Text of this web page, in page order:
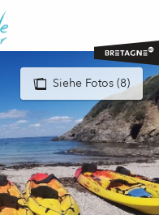
Siehe Fotos (8)